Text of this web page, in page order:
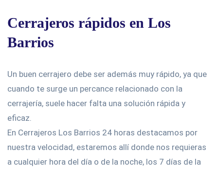
Cerrajeros rápidos en Los
Barrios
Un buen cerrajero debe ser además muy rápido, ya que
cuando te surge un percance relacionado con la
cerrajería, suele hacer falta una solución rápida y
eficaz.
En Cerrajeros Los Barrios 24 horas destacamos por
nuestra velocidad, estaremos allí donde nos requieras
a cualquier hora del día o de la noche, los 7 días de la